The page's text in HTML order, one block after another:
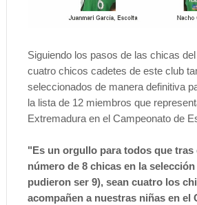
Siguiendo los pasos de las chicas
cuatro chicos cadetes de este club
seleccionados de manera definitiva
la lista de 12 miembros que
Extremadura en el Campeonato de
"Es un orgullo para todos que
número de 8 chicas en la
pudieron ser 9), sean cuatro los
acompañen a nuestras niñas en el